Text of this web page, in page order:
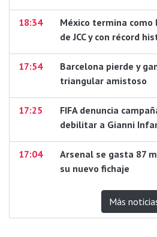
18:34
México termina
de JCC y con récord
17:54
Barcelona pierde y
triangular amistoso
17:25
FIFA denuncia
debilitar a Gianni
17:04
Arsenal se gasta 87
su nuevo fichaje
Más